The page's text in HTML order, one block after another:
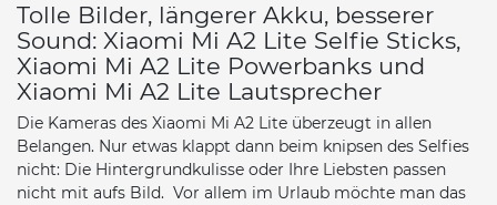
Tolle Bilder, längerer Akku, besserer
Sound: Xiaomi Mi A2 Lite Selfie Sticks,
Xiaomi Mi A2 Lite Powerbanks und
Xiaomi Mi A2 Lite Lautsprecher
Die Kameras des Xiaomi Mi A2 Lite überzeugt in allen
Belangen. Nur etwas klappt dann beim knipsen des Selfies
nicht: Die Hintergrundkulisse oder Ihre Liebsten passen
nicht mit aufs Bild. Vor allem im Urlaub möchte man das